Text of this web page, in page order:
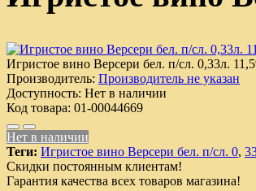
Игристое вино Версери бел. п/сл. 0,33л.
Производитель: Производитель не указан
Доступность: Нет в наличии
Код товара: 01-00044669
Нет в наличии
Теги: Игристое вино Версери бел. п/сл. 0,
Скидки постоянным клиентам!
Гарантия качества всех товаров магазина!